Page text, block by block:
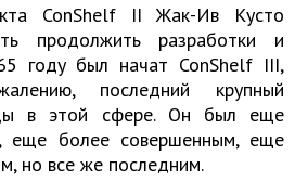
ConShelf II Жак-Ив Кусто
продолжить разработки и
году был начат ConShelf III,
последний крупный
в этой сфере. Он был еще
еще более совершенным, еще
но все же последним.